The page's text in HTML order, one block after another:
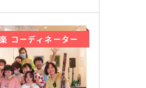
コーディネーター